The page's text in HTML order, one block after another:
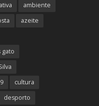
ambiente
azeite
gato
cultura
desporto